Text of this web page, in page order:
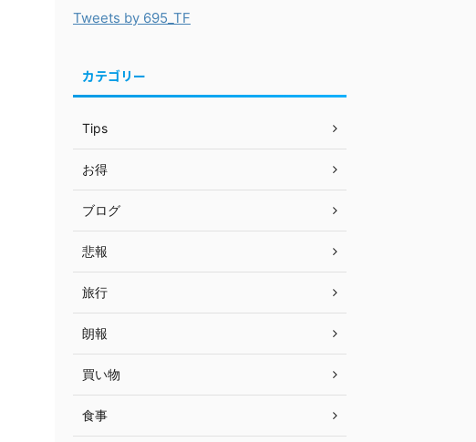
Tweets by 695_TF
カテゴリー
Tips
お得
ブログ
悲報
旅行
朗報
買い物
食事